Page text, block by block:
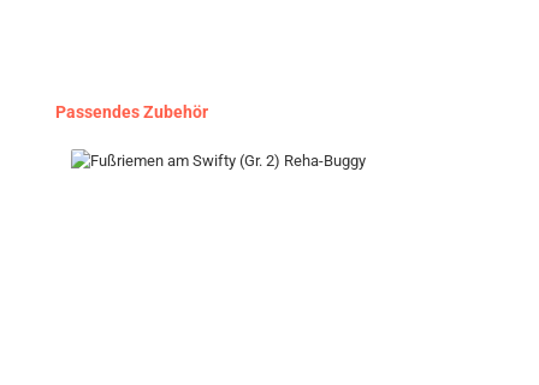
Produktgalerie überspringen
Passendes Zubehör